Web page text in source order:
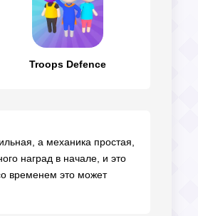
Troops Defence
а механика простая,
наград в начале, и это
временем это может